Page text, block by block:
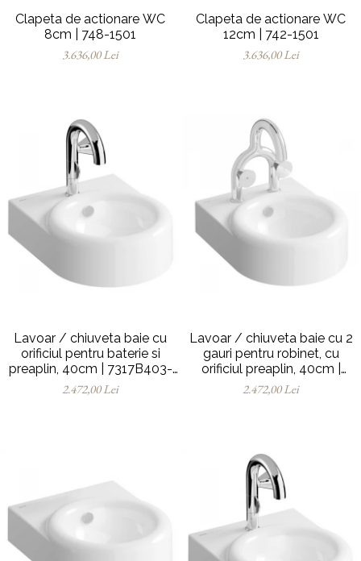
Clapeta de actionare WC
8cm | 748-1501
3.636,00 Lei
Clapeta de actionare WC
12cm | 742-1501
3.636,00 Lei
Lavoar / chiuveta baie cu
orificiul pentru baterie si
preaplin, 40cm | 7317B403-
0001
2.472,00 Lei
Lavoar / chiuveta baie cu 2
gauri pentru robinet, cu
orificiul preaplin, 40cm |
7317B403-1740
2.472,00 Lei